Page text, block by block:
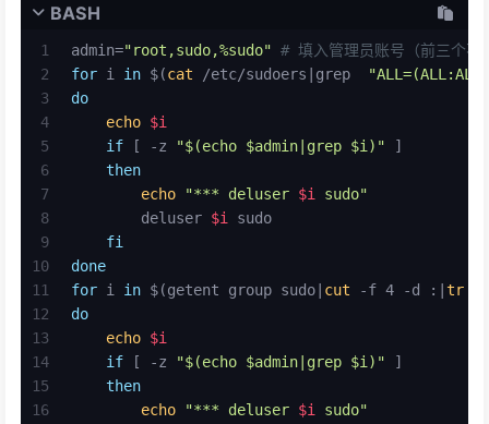
BASH
1
2
3
4
5
6
7
8
9
10
11
12
13
14
15
16
admin="root,sudo,%sudo" # 填入管理员账号（前三个不
for i in $(cat /etc/sudoers|grep
do
echo $i
if [ -z "$(echo $admin|grep $i) " ]
then
echo
"*** deluser $i sudo"
        deluser
$i sudo
fi
done
for i in $(getent group sudo| cut -f 4 -d :| tr
do
echo $i
if [ -z "$(echo $admin|grep $i) " ]
then
echo
"*** deluser $i sudo"